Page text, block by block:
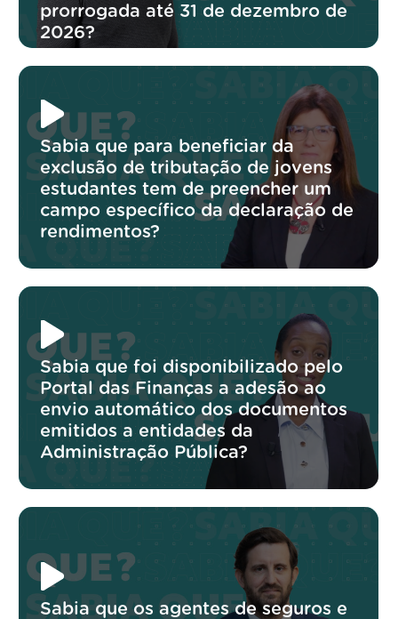
prorrogada até 31 de dezembro de
2026?
Sabia que para beneficiar da
exclusão de tributação de jovens
estudantes tem de preencher um
campo específico da declaração de
rendimentos?
Sabia que foi disponibilizado pelo
Portal das Finanças a adesão ao
envio automático dos documentos
emitidos a entidades da
Administração Pública?
Sabia que os agentes de seguros e